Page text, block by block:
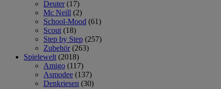
Deuter (17)
Mc Neill (2)
School-Mood (61)
Scout (18)
Step by Step (257)
Zubehör (263)
Spielewelt (2018)
Amigo (117)
Asmodee (137)
Denkriesen (30)